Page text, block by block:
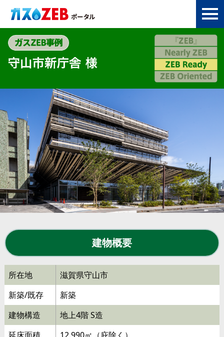
建物概要
所在地
滋賀県守山市
新築/既存
新築
建物構造
地上4階 S造